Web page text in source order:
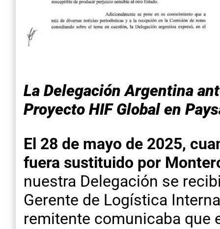
La Delegación Argentina
Proyecto HIF Global en
El 28 de mayo de 2025,
fuera sustituido por
nuestra Delegación se
Gerente de Logística
remitente comunicaba que